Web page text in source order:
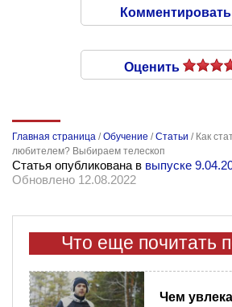
Комментировать
Оценить
Главная страница /Обучение /Статьи / Как
любителем? Выбираем телескоп
Статья опубликована в выпуске
Обновлено 12.08.2022
Что еще почитать
Чем